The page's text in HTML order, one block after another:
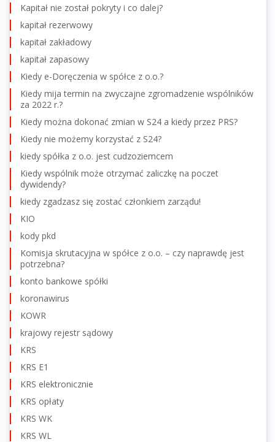
Kapitał nie został pokryty i co dalej?
kapitał rezerwowy
kapitał zakładowy
kapitał zapasowy
Kiedy e-Doręczenia w spółce z o.o.?
Kiedy mija termin na zwyczajne zgromadzenie wspólników
za 2022 r.?
Kiedy można dokonać zmian w S24 a kiedy przez PRS?
Kiedy nie możemy korzystać z S24?
kiedy spółka z o.o. jest cudzoziemcem
Kiedy wspólnik może otrzymać zaliczkę na poczet
dywidendy?
kiedy zgadzasz się zostać członkiem zarządu!
KIO
kody pkd
Komisja skrutacyjna w spółce z o.o. – czy naprawdę jest
potrzebna?
konto bankowe spółki
koronawirus
KOWR
krajowy rejestr sądowy
KRS
KRS E1
KRS elektronicznie
KRS opłaty
KRS WK
KRS WL